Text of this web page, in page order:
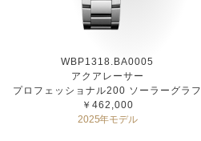
WBP1318.BA0005
アクアレーサー
プロフェッショナル200 ソーラーグラフ
￥462,000
2025年モデル